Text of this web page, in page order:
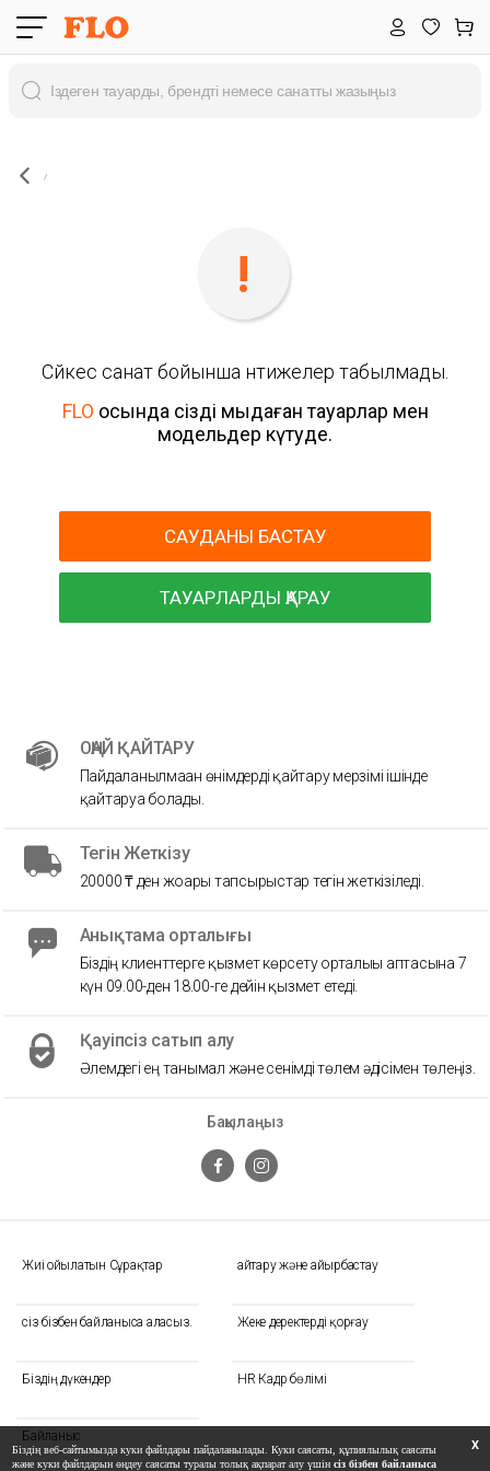
Сәйкес санат бойынша нәтижелер табылмады.
FLO осында сізді мыңдаған тауарлар мен
модельдер күтуде.
САУДАНЫ БАСТАУ
ТАУАРЛАРДЫ ҚАРАУ
Жиі Қойылатын Сұрақтар Қайтару және айырбастау
сіз бізбен байланыса аласыз. Жеке деректерді қорғау
Біздің дүкендер HR Кадр бөлімі
Байланыс
Бақылаңыз
ОҢАЙ ҚАЙТАРУ
Пайдаланылмаған өнімдерді қайтару мерзімі ішінде
қайтаруға болады.
Тегін Жеткізу
20000 ₸ ден жоғары тапсырыстар тегін жеткізіледі.
Анықтама орталығы
Біздің клиенттерге қызмет көрсету орталығы аптасына 7
күн 09.00-ден 18.00-ге дейін қызмет етеді.
Қауіпсіз сатып алу
Әлемдегі ең танымал және сенімді төлем әдісімен төлеңіз.
X
Біздің веб-сайтымызда куки файлдары пайдаланылады. Куки саясаты, құпиялылық саясаты
және куки файлдарын өңдеу саясаты туралы толық ақпарат алу үшін сіз бізбен байланыса